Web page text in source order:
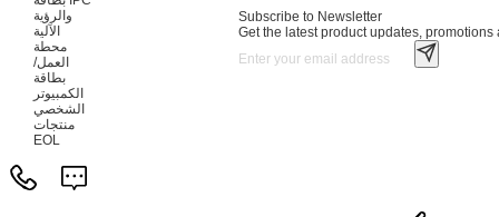
والرؤية
الآلية
محطة
العمل/
بطاقة
الكمبيوتر
الشخصي
منتجات
EOL
Subscribe to Newsletter
Get the latest product updates, promotions